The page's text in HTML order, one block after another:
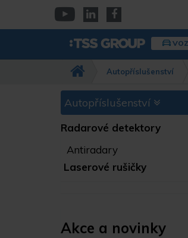
YouTubeLinkedinFacebook
Autopříslušenství
Autopříslušenství
Radarové detektory
Antiradary
Laserové rušičky
Akce a novinky